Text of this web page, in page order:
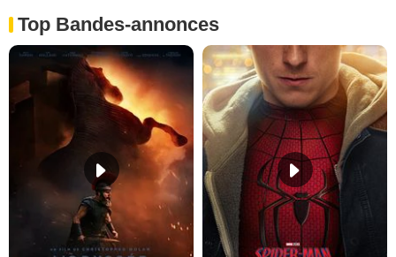
Top Bandes-annonces